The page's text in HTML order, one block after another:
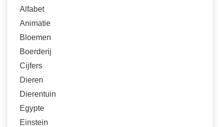
Alfabet
Animatie
Bloemen
Boerderij
Cijfers
Dieren
Dierentuin
Egypte
Einstein